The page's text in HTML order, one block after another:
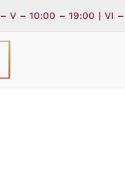
V – 10:00 – 19:00 | VI